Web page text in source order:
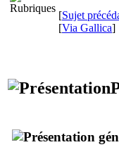
[Sujet
[Via Gallica]